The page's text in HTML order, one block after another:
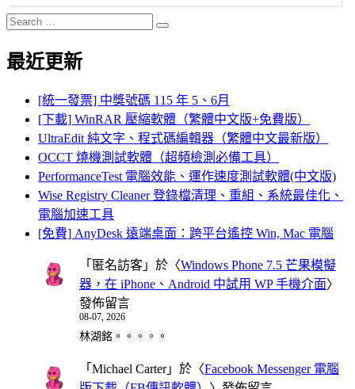
Search
for:
Search
最近更新
[統一發票] 中獎號碼 115 年 5、6月
[下載] WinRAR 壓縮軟體（繁體中文版+免費版）
UltraEdit 純文字、程式碼編輯器（繁體中文最新版）
OCCT 燒機測試軟體（超頻檢測必備工具）
PerformanceTest 電腦效能、運作速度測試軟體(中文版)
Wise Registry Cleaner 登錄檔清理、重組、系統最佳化、
電腦加速工具
[免費] AnyDesk 遠端桌面：跨平台遙控 Win, Mac 電腦
「 匿名訪客 」於〈Windows Phone 7.5 芒果模擬
器，在 iPhone、Android 中試用 WP 手機介面〉
發佈留言
08-07, 2026
林湖銘。。。。。
「 Michael Carter」於〈Facebook Messenger 電腦